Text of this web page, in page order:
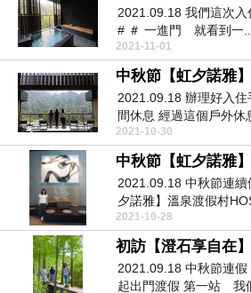
2021.09.18 我們這次入
# ＃ 一進門 就看到一...
2021-11-01
2021.09.18 辦理好入
間休息 經過這個戶外
2021-10-30
2021.09.18 中秋節連
夕諾雅】溫泉渡假村
2021-10-28
2021.09.18 中秋節連
起出門渡假 第一站 我